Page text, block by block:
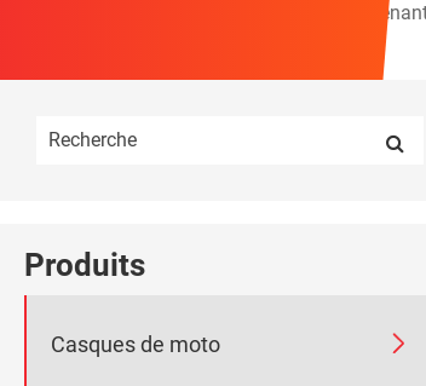
produits, vous pouvez vous renseigner
Produits
Casques de moto 